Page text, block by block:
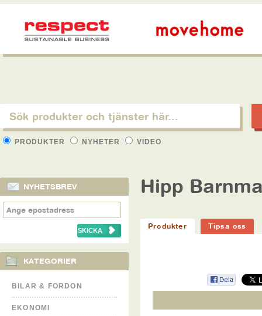
PRODUKTER NYHETER VIDEO
NYHETSBREV
KATEGORIER
BILAR & FORDON
EKONOMI
Hipp
Produkter Tipsa oss